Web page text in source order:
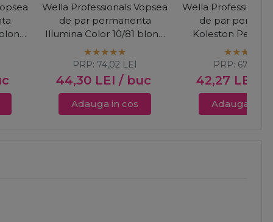
Wella Professionals Vopsea
de par permanenta
Illumina Color 10/81 blond
deschis perlat cenusiu 60ml
44,30 LEI / buc
PRP: 74,02 LEI
Adauga in cos
Wella
de par
Koleston Perfect
blond luminos
perlat violet
42,27 LEI
PRP: 67,68
Adauga in